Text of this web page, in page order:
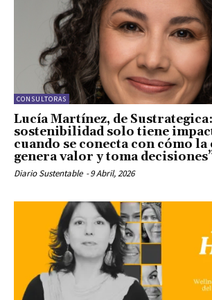
CONSULTORAS
Lucía Martínez, de
sostenibilidad solo tiene
cuando se conecta con cómo la
genera valor y toma
Diario Sustentable -9 Abril, 2026